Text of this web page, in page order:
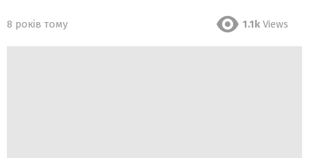
8 років тому 1.1k Views